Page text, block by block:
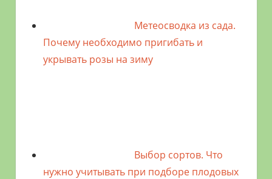
Метеосводка из сада.
Почему необходимо пригибать и
укрывать розы на зиму
Выбор сортов. Что
нужно учитывать при подборе плодовых